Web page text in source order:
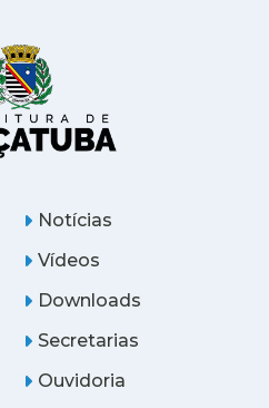
Notícias
Vídeos
Downloads
Secretarias
Ouvidoria